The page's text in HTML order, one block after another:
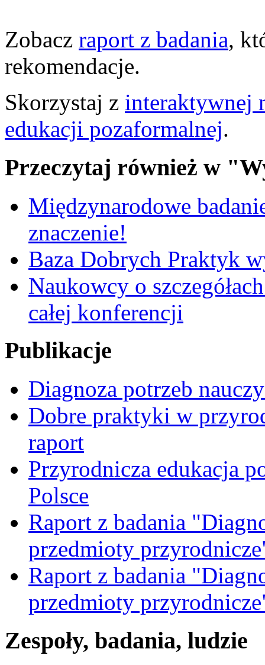
Zobacz raport z badania,
rekomendacje.
Skorzystaj z interaktywnej
edukacji pozaformalnej.
Przeczytaj również w
Międzynarodowe
znaczenie!
Baza Dobrych Praktyk
Naukowcy o
całej konferencji
Publikacje
Diagnoza potrzeb
Dobre praktyki w
raport
Przyrodnicza edukacja
Polsce
Raport z badania
przedmioty
Raport z badania
przedmioty
Zespoły, badania, ludzie